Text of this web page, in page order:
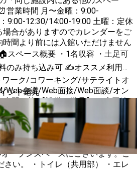
9:00-12:30/14:00-19:00 土曜：定休
場合がありますのでカレンダーをご
間より前には入館いただけません
み可 ✍️オススメ利用用
ーク/コワーキング/サテライトオ
Web会議/Web面接/Web面談/オン
備品】 ・光回線
23.8型モニター
: HDMI 1.4×1、ミニD-Sub 15ピン
テーブル（幅105cm×奥行60cm）
ライト ・ハンガー ・コンセント
ープンスペースにございます。ご
さい。 ・トイレ（共用部） ・エレ
ント還元